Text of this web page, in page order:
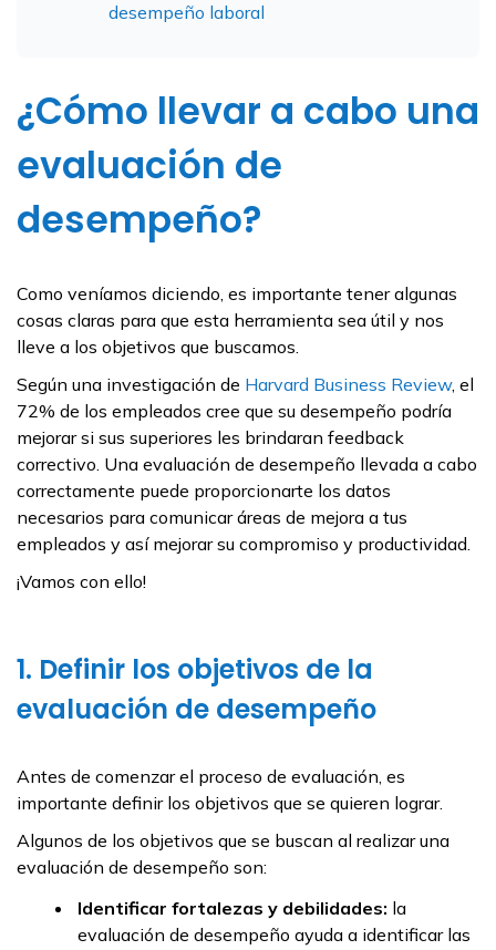
desempeño laboral
¿Cómo llevar a cabo una
evaluación de
desempeño?
Como veníamos diciendo, es importante tener algunas
cosas claras para que esta herramienta sea útil y nos
lleve a los objetivos que buscamos.
Según una investigación de Harvard Business Review, el
72% de los empleados cree que su desempeño podría
mejorar si sus superiores les brindaran feedback
correctivo. Una evaluación de desempeño llevada a cabo
correctamente puede proporcionarte los datos
necesarios para comunicar áreas de mejora a tus
empleados y así mejorar su compromiso y productividad.
¡Vamos con ello!
1. Definir los objetivos de la
evaluación de desempeño
Antes de comenzar el proceso de evaluación, es
importante definir los objetivos que se quieren lograr.
Algunos de los objetivos que se buscan al realizar una
evaluación de desempeño son:
Identificar fortalezas y debilidades: la
evaluación de desempeño ayuda a identificar las